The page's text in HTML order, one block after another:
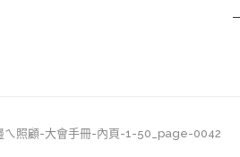
ㄟ照顧-大會手冊-內頁-1-50_page-0042